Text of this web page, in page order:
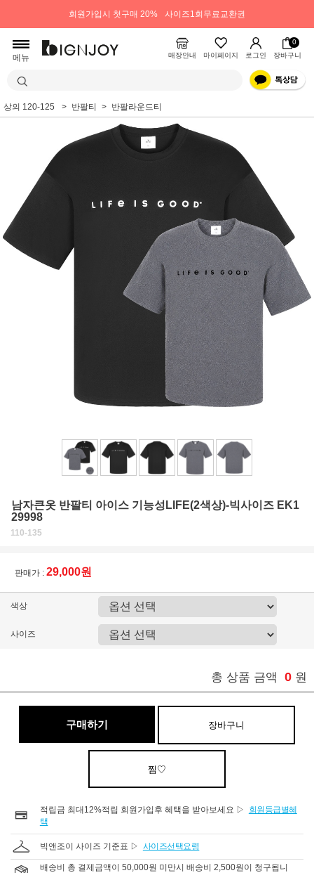
회원가입시 첫구매 20% 사이즈1회무료교환권
메뉴 매장안내 마이페이지 로그인
0
장바구니
상의 120-125 반팔티 반팔라운드티
남자큰옷 반팔티 아이스 기능성LIFE(2색상)-빅사이즈 EK1
29998
110-135
판매가 : 29,000원
색상
사이즈
총 상품 금액 0 원
구매하기 장바구니
찜♡
적립금 최대12%적립 회원가입후 혜택을 받아보세요 ▷
회원등급별혜
택
빅앤조이 사이즈 기준표 ▷ 사이즈선택요령
배송비 총 결제금액이 50,000원 미만시 배송비 2,500원이 청구됩니